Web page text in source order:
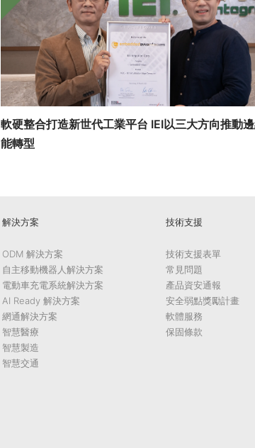
軟硬整合打造新世代工業平台 IEI以三大方向推動
能轉型
解決方案
ODM 解決方案
自主移動機器人解決方案
電動車充電系統解決方案
AI Ready 解決方案
網通解決方案
智慧醫療
智慧製造
智慧交通
技術支援
技術支援表單
常見問題
產品資安通報
安全弱點獎勵計畫
軟體服務
保固條款